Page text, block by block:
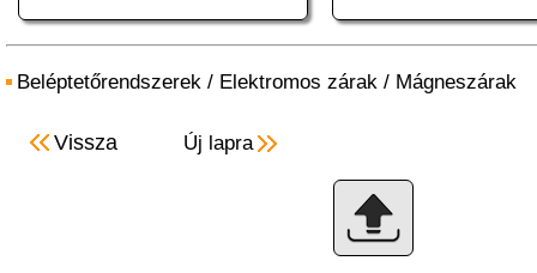
Beléptetőrendszerek / Elektromos zárak / Mágneszárak
Vissza Új lapra